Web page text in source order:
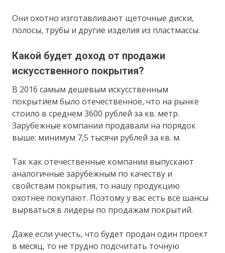
Они охотно изготавливают щеточные диски,
полосы, трубы и другие изделия из пластмассы.
Какой будет доход от продажи
искусственного покрытия?
В 2016 самым дешевым искусственным
покрытием было отечественное, что на рынке
стоило в среднем 3600 рублей за кв. метр.
Зарубежные компании продавали на порядок
выше: минимум 7,5 тысячи рублей за кв. м.
Так как отечественные компании выпускают
аналогичные зарубежным по качеству и
свойствам покрытия, то нашу продукцию
охотнее покупают. Поэтому у вас есть все шансы
вырваться в лидеры по продажам покрытий.
Даже если учесть, что будет продан один проект
в месяц, то не трудно подсчитать точную